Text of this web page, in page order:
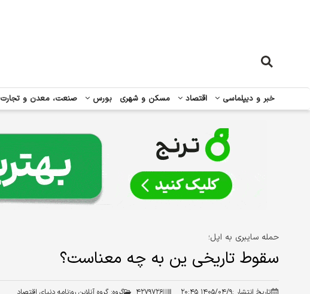
خبر و دیپلماسی اقتصاد مسکن و شهری بورس صنعت، معدن و تجارت
حمله سایبری به اپل؛
سقوط تاریخی ین به چه معناست؟